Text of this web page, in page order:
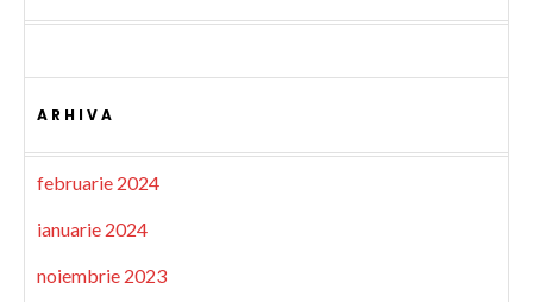
ARHIVA
februarie 2024
ianuarie 2024
noiembrie 2023